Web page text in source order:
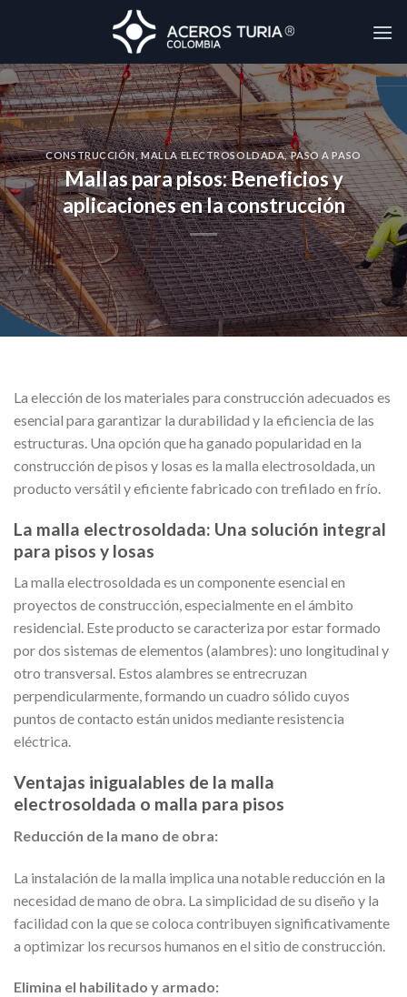
CONSTRUCCIÓN,MALLA ELECTROSOLDADA,PASO A PASO
Mallas para pisos: Beneficios y
aplicaciones en la construcción
La elección de los materiales para construcción adecuados es
esencial para garantizar la durabilidad y la eficiencia de las
estructuras. Una opción que ha ganado popularidad en la
construcción de pisos y losas es la malla electrosoldada, un
producto versátil y eficiente fabricado con trefilado en frío.
La malla electrosoldada: Una solución integral
para pisos y losas
La malla electrosoldada es un componente esencial en
proyectos de construcción, especialmente en el ámbito
residencial. Este producto se caracteriza por estar formado
por dos sistemas de elementos (alambres): uno longitudinal y
otro transversal. Estos alambres se entrecruzan
perpendicularmente, formando un cuadro sólido cuyos
puntos de contacto están unidos mediante resistencia
eléctrica.
Ventajas inigualables de la malla
electrosoldada o malla para pisos
Reducción de la mano de obra:
La instalación de la malla implica una notable reducción en la
necesidad de mano de obra. La simplicidad de su diseño y la
facilidad con la que se coloca contribuyen significativamente
a optimizar los recursos humanos en el sitio de construcción.
Elimina el habilitado y armado: